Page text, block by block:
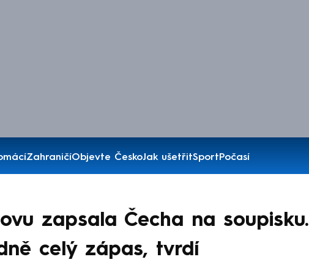
ZahraničíObjevte ČeskoJak ušetřitSportPočasí
zapsala Čecha na soupisku.
celý zápas, tvrdí